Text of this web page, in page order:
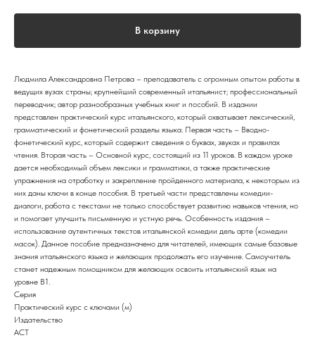
В корзину
Людмила Александровна Петрова – преподаватель с огромным опытом работы в
ведущих вузах страны; крупнейший современный итальянист; профессиональный
переводчик; автор разнообразных учебных книг и пособий. В издании
представлен практический курс итальянского, который охватывает лексический,
грамматический и фонетический разделы языка. Первая часть – Вводно-
фонетический курс, который содержит сведения о буквах, звуках и правилах
чтения. Вторая часть – Основной курс, состоящий из 11 уроков. В каждом уроке
дается необходимый объем лексики и грамматики, а также практические
упражнения на отработку и закрепление пройденного материала, к некоторым из
них даны ключи в конце пособия. В третьей части представлены комедии-
диалоги, работа с текстами не только способствует развитию навыков чтения, но
и помогает улучшить письменную и устную речь. Особенность издания –
использование аутентичных текстов итальянской комедии дель арте (комедии
масок). Данное пособие предназначено для читателей, имеющих самые базовые
знания итальянского языка и желающих продолжать его изучение. Самоучитель
станет надежным помощником для желающих освоить итальянский язык на
уровне B1.
Серия
Практический курс с ключами (м)
Издательство
АСТ